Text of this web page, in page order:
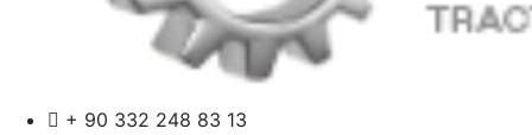
+ 90 332 248 83 13